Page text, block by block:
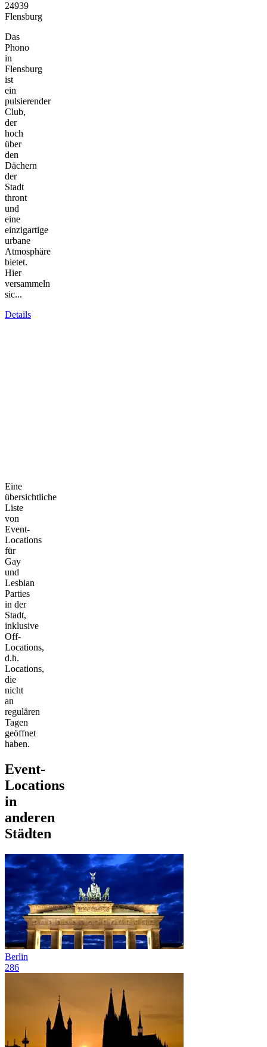
24939
Flensburg
Das
Phono
in
Flensburg
ist
ein
pulsierender
Club,
der
hoch
über
den
Dächern
der
Stadt
thront
und
eine
einzigartige
urbane
Atmosphäre
bietet.
Hier
versammeln
sic...
Details
Eine
übersichtliche
Liste
von
Event-
Locations
für
Gay
und
Lesbian
Parties
in der
Stadt,
inklusive
Off-
Locations,
d.h.
Locations,
die
nicht
an
regulären
Tagen
geöffnet
haben.
Event-
Locations
in
anderen
Städten
Berlin
286